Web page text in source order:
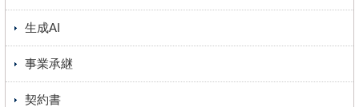
生成AI
事業承継
契約書